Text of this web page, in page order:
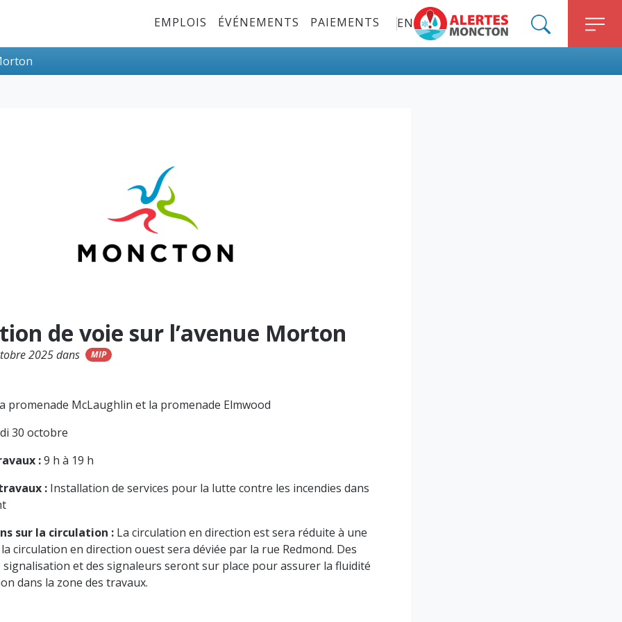
Top Menu
EMPLOIS ÉVÉNEMENTS PAIEMENTS
EN
ALERT MONCTON
SEARCH
de voie sur l’avenue Morton
2025 dans MIP
promenade McLaughlin et la promenade Elmwood
30 octobre
:9 h à 19 h
: Installation de services pour la lutte contre les incendies dans
sur la circulation : La circulation en direction est sera réduite à une
circulation en direction ouest sera déviée par la rue Redmond. Des
signalisation et des signaleurs seront sur place pour assurer la fluidité
dans la zone des travaux.